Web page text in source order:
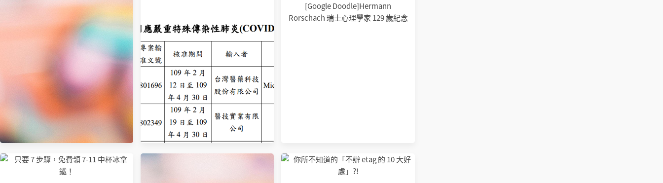
[Google Doodle]Hermann
Rorschach 瑞士心理學家 129 歲紀念